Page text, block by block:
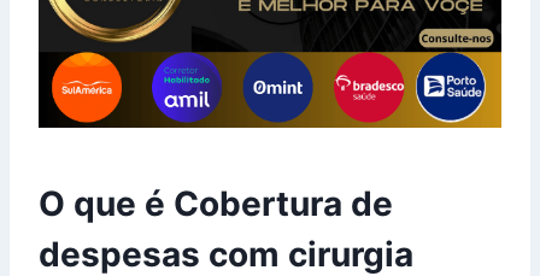
O que é Cobertura de
despesas com cirurgia